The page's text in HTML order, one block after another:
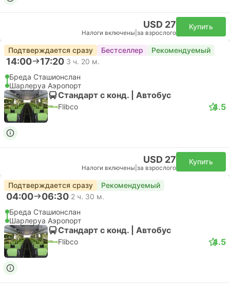
USD 27
Налоги включены за взрослого
Купить
Подтверждается сразу Бестселлер Рекомендуемый
14:00 17:20 3 ч. 20 м.
Бреда Сташионслан
Шарлеруа Аэропорт
Стандарт с конд. | Автобус
Flibco 4.5
USD 27
Налоги включены за взрослого
Купить
Подтверждается сразу Рекомендуемый
04:00 06:30 2 ч. 30 м.
Бреда Сташионслан
Шарлеруа Аэропорт
Стандарт с конд. | Автобус
Flibco 4.5